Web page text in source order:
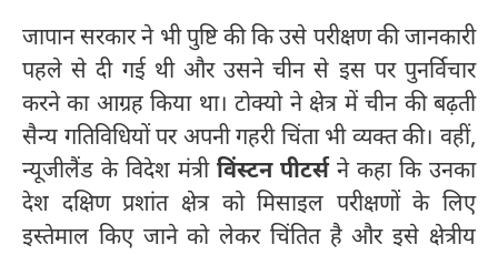
जापान सरकार ने भी पुष्टि की कि उसे परीक्षण की जानकारी
पहले से दी गई थी और उसने चीन से इस पर पुनर्विचार
करने का आग्रह किया था। टोक्यो ने क्षेत्र में चीन की बढ़ती
सैन्य गतिविधियों पर अपनी गहरी चिंता भी व्यक्त की। वहीं,
न्यूजीलैंड के विदेश मंत्री विंस्टन पीटर्सने कहा कि उनका
देश दक्षिण प्रशांत क्षेत्र को मिसाइल परीक्षणों के लिए
इस्तेमाल किए जाने को लेकर चिंतित है और इसे क्षेत्रीय